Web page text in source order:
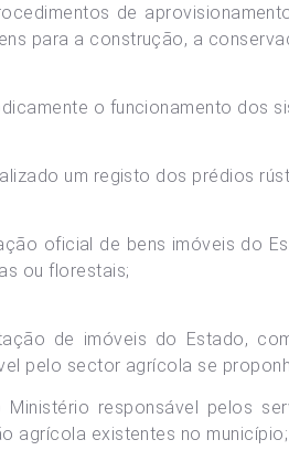
de
para a construção, a
o funcionamento dos
um registo dos prédios
oficial de bens imóveis do
ou florestais;
de imóveis do Estado,
pelo sector agrícola se
responsável pelos
agrícola existentes no município;